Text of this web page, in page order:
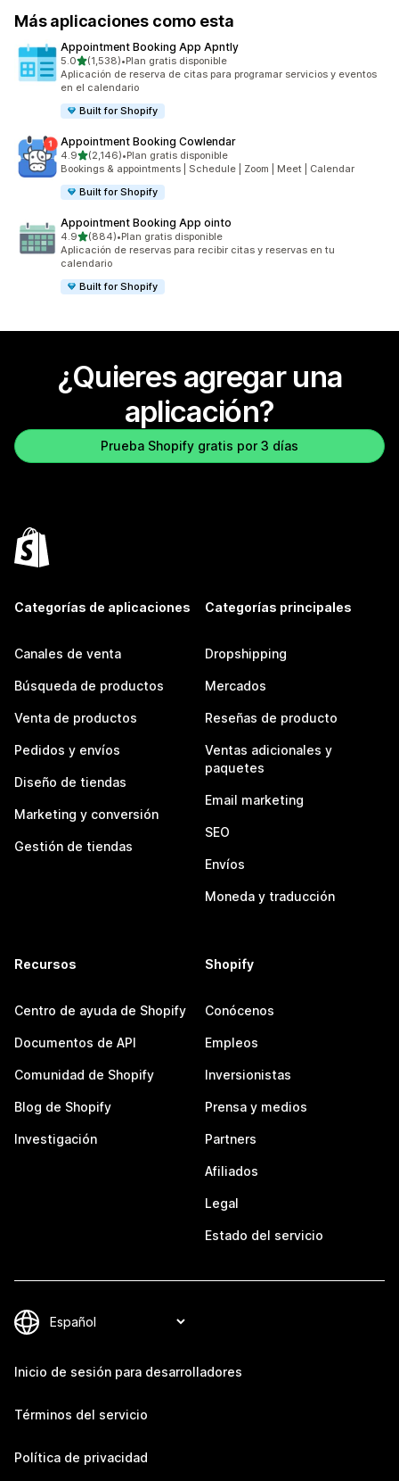
Más aplicaciones como esta
Appointment Booking App Apntly
5.0de 5 estrellas
(1,538)
1538 reseñas en total
•Plan gratis disponible
Aplicación de reserva de citas para programar servicios y eventos
en el calendario
Built for Shopify
Appointment Booking Cowlendar
4.9de 5 estrellas
(2,146)
2146 reseñas en total
•Plan gratis disponible
Bookings & appointments | Schedule | Zoom | Meet | Calendar
Built for Shopify
Appointment Booking App ointo
4.9de 5 estrellas
(884)
884 reseñas en total
•Plan gratis disponible
Aplicación de reservas para recibir citas y reservas en tu
calendario
Built for Shopify
¿Quieres agregar una
aplicación?
Prueba Shopify gratis por 3 días
Categorías de aplicaciones
Canales de venta
Búsqueda de productos
Venta de productos
Pedidos y envíos
Diseño de tiendas
Marketing y conversión
Gestión de tiendas
Categorías principales
Dropshipping
Mercados
Reseñas de producto
Ventas adicionales y
paquetes
Email marketing
SEO
Envíos
Moneda y traducción
Recursos
Centro de ayuda de Shopify
Documentos de API
Comunidad de Shopify
Blog de Shopify
Investigación
Shopify
Conócenos
Empleos
Inversionistas
Prensa y medios
Partners
Afiliados
Legal
Estado del servicio
Inicio de sesión para desarrolladores
Términos del servicio
Política de privacidad